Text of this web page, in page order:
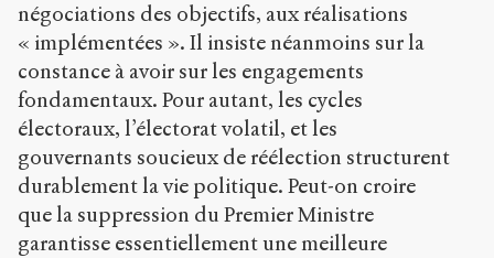
négociations des objectifs, aux réalisations
« implémentées ». Il insiste néanmoins sur la
constance à avoir sur les engagements
fondamentaux. Pour autant, les cycles
électoraux, l’électorat volatil, et les
gouvernants soucieux de réélection structurent
durablement la vie politique. Peut-on croire
que la suppression du Premier Ministre
garantisse essentiellement une meilleure